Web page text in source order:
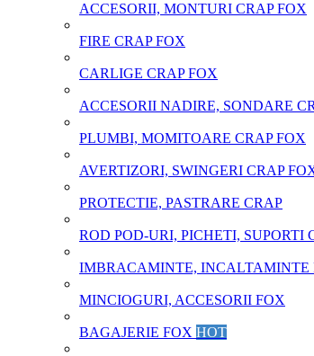
ACCESORII, MONTURI CRAP FOX
FIRE CRAP FOX
CARLIGE CRAP FOX
ACCESORII NADIRE, SONDARE
PLUMBI, MOMITOARE CRAP FOX
AVERTIZORI, SWINGERI CRAP
PROTECTIE, PASTRARE CRAP
ROD POD-URI, PICHETI, SUPORTI
IMBRACAMINTE, INCALTAMINTE
MINCIOGURI, ACCESORII FOX
BAGAJERIE FOX HOT